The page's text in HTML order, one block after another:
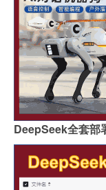
DeepSeek全套部